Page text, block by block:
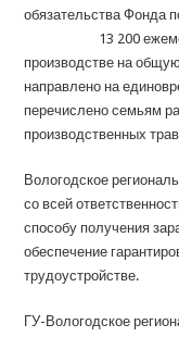
обязательства Фонда
13 200
производстве на
направлено на
перечислено семьям
производственных
Вологодское
со всей
способу получения
обеспечение
трудоустройстве.
ГУ-Вологодское